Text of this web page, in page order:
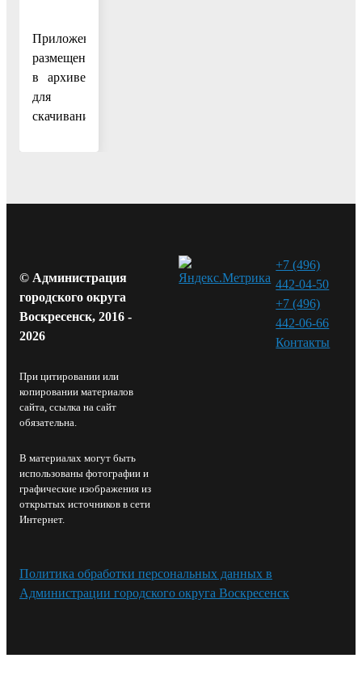
Приложения
размещены
в архиве
для
скачивания
© Администрация
городского округа
Воскресенск, 2016 -
2026
При цитировании или
копировании материалов
сайта, ссылка на сайт
обязательна.
В материалах могут быть
использованы фотографии и
графические изображения из
открытых источников в сети
Интернет.
+7 (496)
442-04-50
+7 (496)
442-06-66
Контакты⁠
Политика обработки персональных данных в
Администрации городского округа Воскресенск